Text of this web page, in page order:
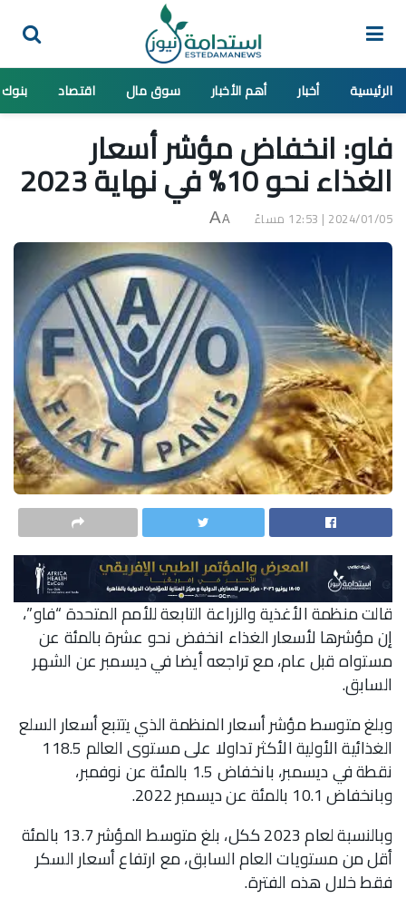
الرئيسية أخبار أهم الأخبار سوق مال اقتصاد بنوك
فاو: انخفاض مؤشر أسعار
الغذاء نحو 10% في نهاية 2023
2024/01/05 | 12:53 مساءً A
A
قالت منظمة الأغذية والزراعة التابعة للأمم المتحدة “فاو”،
إن مؤشرها لأسعار الغذاء انخفض نحو عشرة بالمئة عن
مستواه قبل عام، مع تراجعه أيضا في ديسمبر عن الشهر
السابق.
وبلغ متوسط مؤشر أسعار المنظمة الذي يتتبع أسعار السلع
الغذائية الأولية الأكثر تداولا على مستوى العالم 118.5
نقطة في ديسمبر، بانخفاض 1.5 بالمئة عن نوفمبر،
وبانخفاض 10.1 بالمئة عن ديسمبر 2022.
وبالنسبة لعام 2023 ككل، بلغ متوسط المؤشر 13.7 بالمئة
أقل من مستويات العام السابق، مع ارتفاع أسعار السكر
فقط خلال هذه الفترة.